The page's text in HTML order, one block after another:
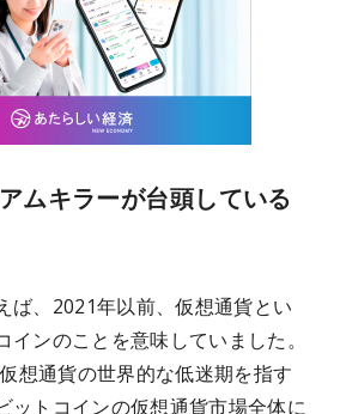
ムキラーが台頭している
ば、2021年以前、仮想通貨とい
インのことを意味していました。
想通貨の世界的な低迷期を指す
ットコインの仮想通貨市場全体に